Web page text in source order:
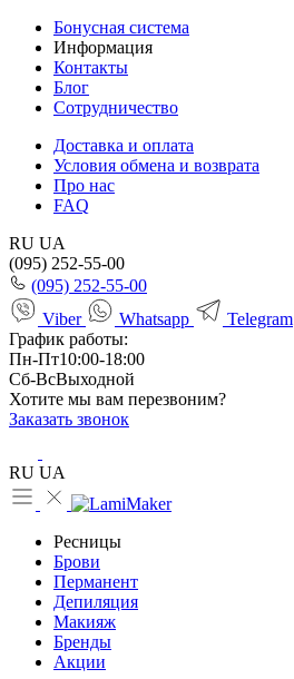
Бонусная система
Информация
Контакты
Блог
Сотрудничество
Доставка и оплата
Условия обмена и возврата
Про нас
FAQ
RU UA
(095) 252-55-00
(095) 252-55-00
Viber
Whatsapp
Telegram
График работы:
Пн-Пт10:00-18:00
Сб-ВсВыходной
Хотите мы вам перезвоним?
Заказать звонок
RU UA
Ресницы
Брови
Перманент
Депиляция
Макияж
Бренды
Акции